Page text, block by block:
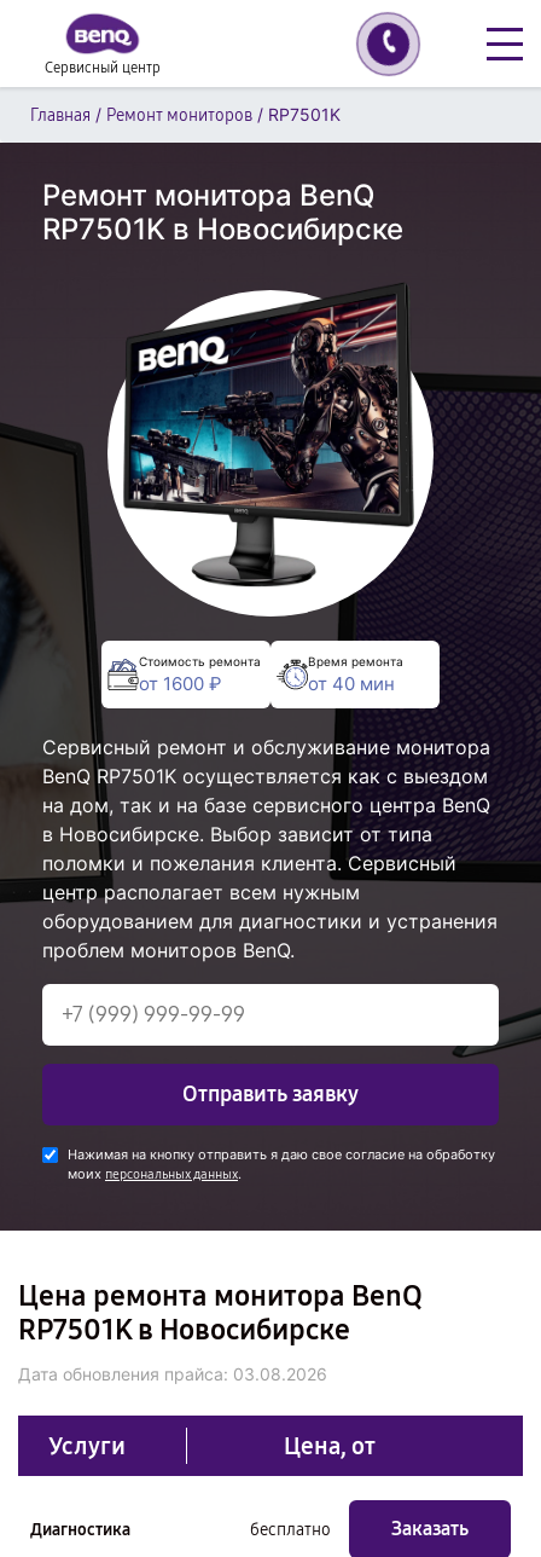
Сервисный центр
Главная / Ремонт мониторов / RP7501K
Ремонт монитора BenQ
RP7501K в Новосибирске
Стоимость ремонта
от 1600 ₽
Время ремонта
от 40 мин
Сервисный ремонт и обслуживание монитора
BenQ RP7501K осуществляется как с выездом
на дом, так и на базе сервисного центра BenQ
в Новосибирске. Выбор зависит от типа
поломки и пожелания клиента. Сервисный
центр располагает всем нужным
оборудованием для диагностики и устранения
проблем мониторов BenQ.
Отправить заявку
Нажимая на кнопку отправить я даю свое согласие на обработку
моих персональных данных.
Цена ремонта монитора BenQ
RP7501K в Новосибирске
Дата обновления прайса: 03.08.2026
Услуги Цена, от
Диагностика бесплатно Заказать